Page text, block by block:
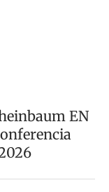
EN